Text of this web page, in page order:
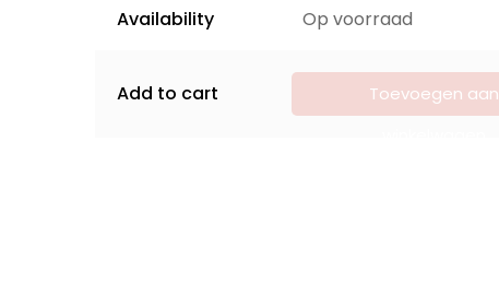
Availability Op voorraad
Add to cart
Toevoegen aan